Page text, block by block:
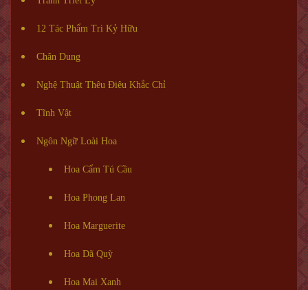
12 Tác Phẩm Tri Kỷ Hữu
Chân Dung
Nghệ Thuật Thêu Điêu Khắc Chỉ
Tĩnh Vật
Ngôn Ngữ Loài Hoa
Hoa Cẩm Tú Cầu
Hoa Phong Lan
Hoa Marguerite
Hoa Dã Quỳ
Hoa Mai Xanh